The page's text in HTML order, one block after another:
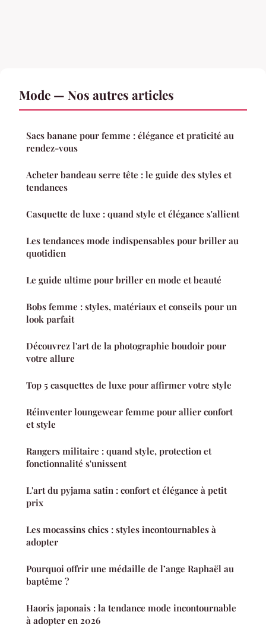
Mode — Nos autres articles
Sacs banane pour femme : élégance et praticité au
rendez-vous
Acheter bandeau serre tête : le guide des styles et
tendances
Casquette de luxe : quand style et élégance s'allient
Les tendances mode indispensables pour briller au
quotidien
Le guide ultime pour briller en mode et beauté
Bobs femme : styles, matériaux et conseils pour un
look parfait
Découvrez l'art de la photographie boudoir pour
votre allure
Top 5 casquettes de luxe pour affirmer votre style
Réinventer loungewear femme pour allier confort
et style
Rangers militaire : quand style, protection et
fonctionnalité s'unissent
L'art du pyjama satin : confort et élégance à petit
prix
Les mocassins chics : styles incontournables à
adopter
Pourquoi offrir une médaille de l’ange Raphaël au
baptême ?
Haoris japonais : la tendance mode incontournable
à adopter en 2026